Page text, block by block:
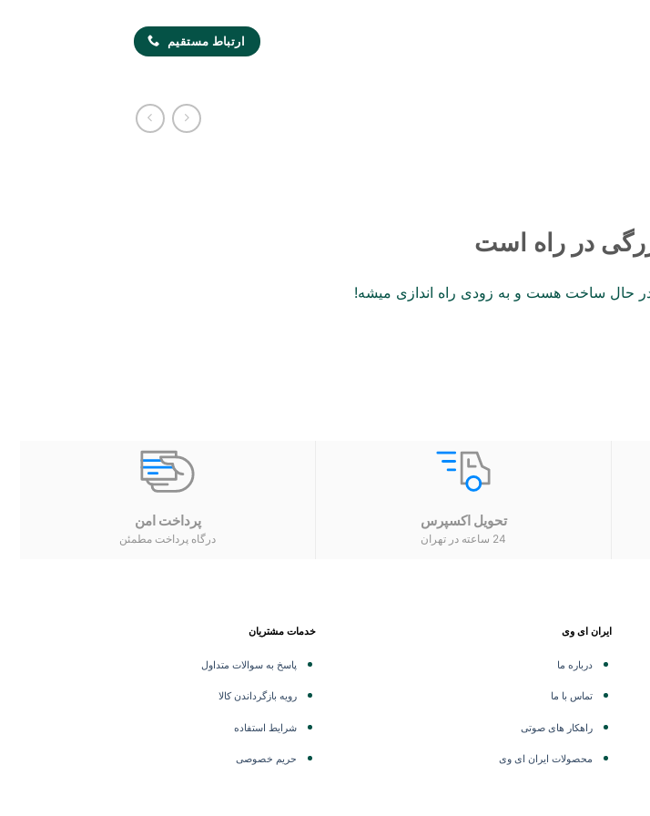
ارتباط مستقیم
در راه است
در حال ساخت هست و به زودی راه اندازی میشه!
تحویل اکسپرس
24 ساعته در تهران
پرداخت امن
درگاه پرداخت مطمئن
ایران ای وی
درباره ما
تماس با ما
راهکار های صوتی
محصولات ایران ای وی
خدمات مشتریان
پاسخ به سوالات متداول
رویه بازگرداندن کالا
شرایط استفاده
حریم خصوصی